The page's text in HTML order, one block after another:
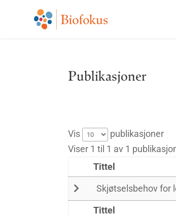
Publikasjoner
Vis
publikasjoner
Viser 1 til 1 av 1
Tittel
Skjøtselsbehov for
Tittel